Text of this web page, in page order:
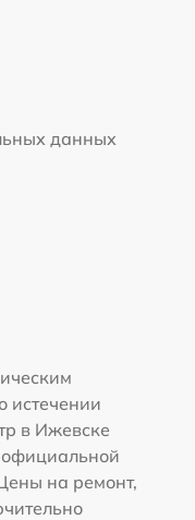
данных
истечении
в Ижевске
официальной
на ремонт,